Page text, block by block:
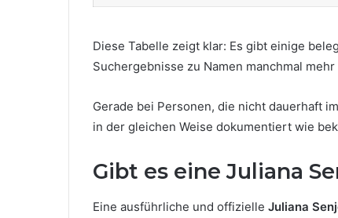
Diese Tabelle zeigt klar: Es gibt einige
Suchergebnisse zu Namen manchmal
Gerade bei Personen, die nicht dauerhaft
in der gleichen Weise dokumentiert wie
Gibt es eine Juliana
Eine ausführliche und offizielle Juliana